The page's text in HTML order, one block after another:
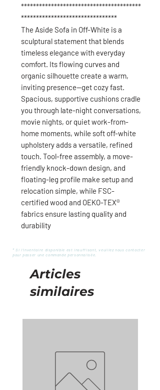
****************************************
********************************
The Aside Sofa in Off-White is a
sculptural statement that blends
timeless elegance with everyday
comfort. Its flowing curves and
organic silhouette create a warm,
inviting presence—get cozy fast.
Spacious, supportive cushions cradle
you through late-night conversations,
movie nights, or quiet work-from-
home moments, while soft off-white
upholstery adds a versatile, refined
touch. Tool-free assembly, a move-
friendly knock-down design, and
floating-leg profile make setup and
relocation simple, while FSC-
certified wood and OEKO-TEX®
fabrics ensure lasting quality and
durability
* Si l'inventaire disponible est insuffisant, veuillez nous contacter
pour passer une commande personnalisée.
Articles
similaires